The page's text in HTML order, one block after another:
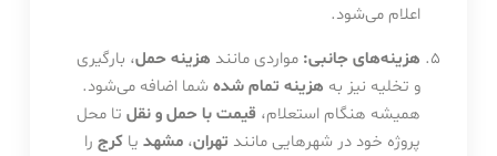
اعلام می‌شود.
هزینه‌های جانبی:مواردی مانندهزینه حمل، بارگیری
و تخلیه نیز بههزینه تمام شدهشما اضافه می‌شود.
همیشه هنگام استعلام،قیمت با حمل و نقلتا محل
پروژه خود در شهرهایی مانندتهران،مشهدیاکرج را